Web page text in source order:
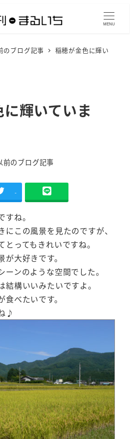
MENU
のブログ記事
稲穂が金色に輝い
輝いていま
リー
前のブログ記事
-
ね。
にこの風景を見たのですが、
ってもきれいですね。
大好きです。
ーンのような空間でした。
構いいみたいですよ。
べたいです。
♪